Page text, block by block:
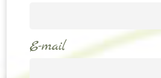
E-mail